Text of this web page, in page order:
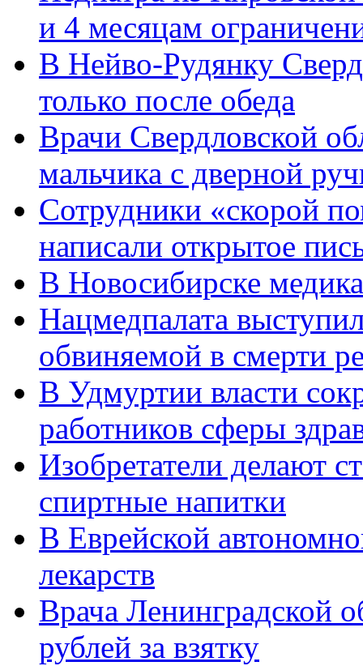
и 4 месяцам
В Нейво-Рудянку
только после обеда
Врачи Свердловской
мальчика с дверной
Сотрудники «скорой
написали открытое
В Новосибирске
Нацмедпалата
обвиняемой в смерти
В Удмуртии власти
работников сферы
Изобретатели делают
спиртные напитки
В Еврейской
лекарств
Врача Ленинградской
рублей за взятку